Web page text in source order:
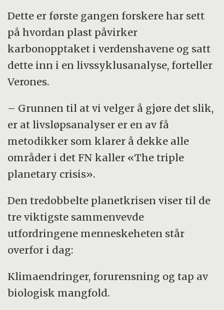
Dette er første gangen forskere har sett
på hvordan plast påvirker
karbonopptaket i verdenshavene og satt
dette inn i en livssyklusanalyse, forteller
Verones.
– Grunnen til at vi velger å gjøre det slik,
er at livsløpsanalyser er en av få
metodikker som klarer å dekke alle
områder i det FN kaller «The triple
planetary crisis».
Den tredobbelte planetkrisen viser til de
tre viktigste sammenvevde
utfordringene menneskeheten står
overfor i dag:
Klimaendringer, forurensning og tap av
biologisk mangfold.